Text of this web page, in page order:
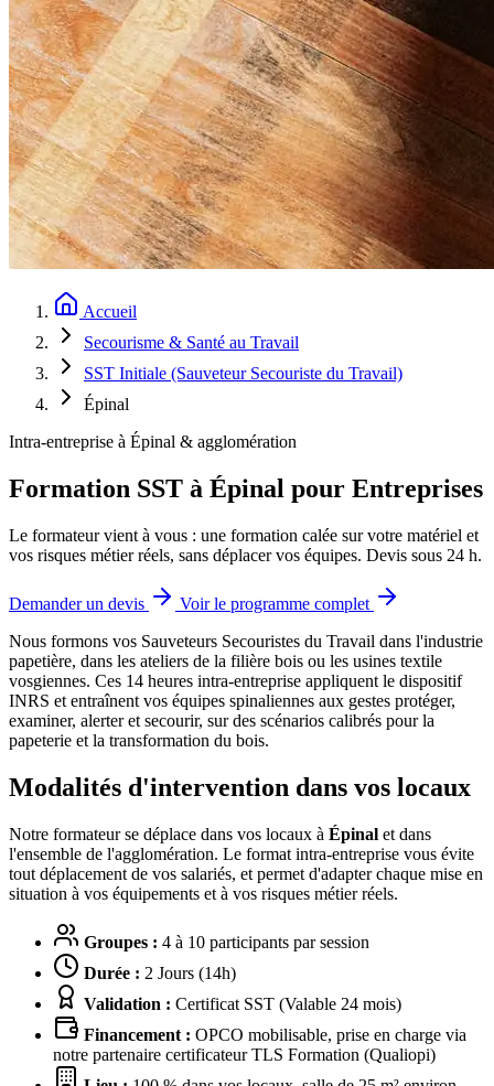
Accueil
Secourisme & Santé au Travail
SST Initiale (Sauveteur Secouriste du Travail)
Épinal
Intra-entreprise à Épinal & agglomération
Formation SST à Épinal pour Entreprises
Le formateur vient à vous : une formation calée sur votre matériel et
vos risques métier réels, sans déplacer vos équipes. Devis sous 24 h.
Demander un devis
Voir le programme complet
Nous formons vos Sauveteurs Secouristes du Travail dans l'industrie
papetière, dans les ateliers de la filière bois ou les usines textile
vosgiennes. Ces 14 heures intra-entreprise appliquent le dispositif
INRS et entraînent vos équipes spinaliennes aux gestes protéger,
examiner, alerter et secourir, sur des scénarios calibrés pour la
papeterie et la transformation du bois.
Modalités d'intervention dans vos locaux
Notre formateur se déplace dans vos locaux à Épinal et dans
l'ensemble de l'agglomération. Le format intra-entreprise vous évite
tout déplacement de vos salariés, et permet d'adapter chaque mise en
situation à vos équipements et à vos risques métier réels.
Groupes : 4 à 10 participants par session
Durée : 2 Jours (14h)
Validation : Certificat SST (Valable 24 mois)
Financement : OPCO mobilisable, prise en charge via
notre partenaire certificateur TLS Formation (Qualiopi)